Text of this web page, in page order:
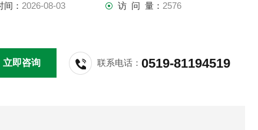
围: 60-1200r/min
外型尺寸: 30×26×80cm
间： 2026-08-03 访 问 量： 2576
立即咨询 联系电话：0519-81194519